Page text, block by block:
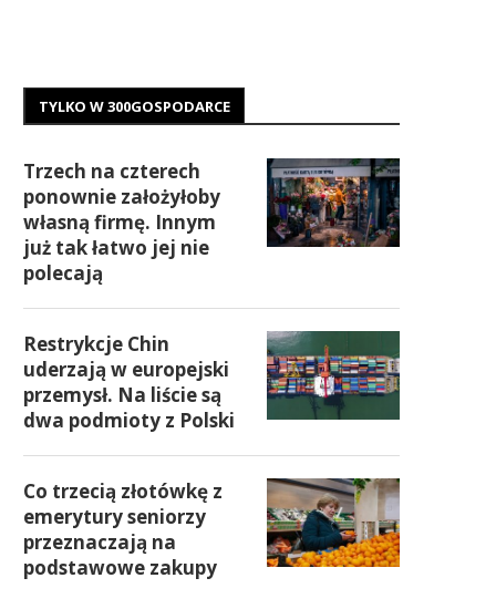
TYLKO W 300GOSPODARCE
Trzech na czterech
ponownie założyłoby
własną firmę. Innym
już tak łatwo jej nie
polecają
Restrykcje Chin
uderzają w europejski
przemysł. Na liście są
dwa podmioty z Polski
Co trzecią złotówkę z
emerytury seniorzy
przeznaczają na
podstawowe zakupy